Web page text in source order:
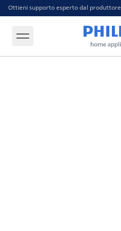
Ottieni supporto esperto dal produttore